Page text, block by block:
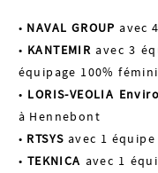
• NAVAL GROUP avec
• KANTEMIR avec 3
équipage 100%
• LORIS-VEOLIA
à Hennebont
• RTSYS avec 1
• TEKNICA avec 1